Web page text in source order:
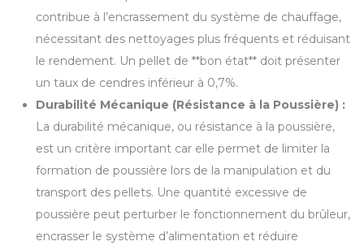
contribue à l’encrassement du système de chauffage,
nécessitant des nettoyages plus fréquents et réduisant
le rendement. Un pellet de **bon état** doit présenter
un taux de cendres inférieur à 0,7%.
Durabilité Mécanique (Résistance à la Poussière) :
La durabilité mécanique, ou résistance à la poussière,
est un critère important car elle permet de limiter la
formation de poussière lors de la manipulation et du
transport des pellets. Une quantité excessive de
poussière peut perturber le fonctionnement du brûleur,
encrasser le système d’alimentation et réduire